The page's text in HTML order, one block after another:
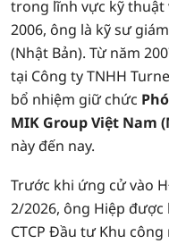
trong lĩnh vực kỹ thuật
2006, ông là kỹ sư
(Nhật Bản). Từ năm
tại Công ty TNHH
bổ nhiệm giữ chức
MIK Group Việt Nam
này đến nay.
Trước khi ứng cử vào
2/2026, ông Hiệp
CTCP Đầu tư Khu